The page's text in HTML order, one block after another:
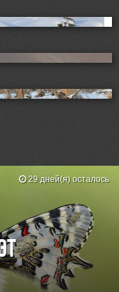
29 дней(я) осталось